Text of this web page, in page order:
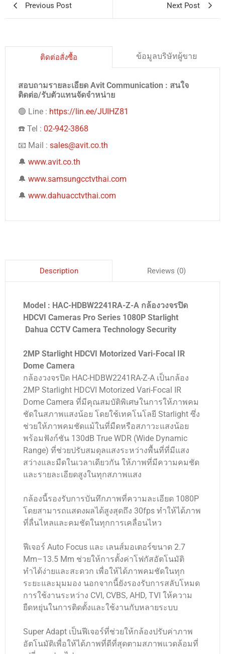
Previous Post Next Post
ติดต่อสั่งซื้อ ข้อมูลบริษัทผู้ขาย
สอบถามรายละเอียด Avit Communication : สนใจ
ติดต่อ/รับตัวแทนจัดจำหน่าย
🟢 Line : https://lin.ee/JUIHZ81
☎️ Tel : 02-942-3868
📧 Mail : sales@avit.co.th
🔔 www.avit.co.th
🔔 www.samsungcctvthai.com
🔔 www.dahuacctvthai.com
Description Reviews (0)
Model : HAC-HDBW2241RA-Z-A กล้องวงจรปิด
HDCVI Cameras Pro Series 1080P Starlight
Dahua CCTV Camera Technology Security
2MP Starlight HDCVI Motorized Vari-Focal IR
Dome Camera
กล้องวงจรปิด HAC-HDBW2241RA-Z-A เป็นกล้อง
2MP Starlight HDCVI Motorized Vari-Focal IR
Dome Camera ที่มีคุณสมบัติพิเศษในการให้ภาพคม
ชัดในสภาพแสงน้อย โดยใช้เทคโนโลยี Starlight ซึ่ง
ช่วยให้ภาพคมชัดแม้ในที่มืดหรือสภาวะแสงน้อย
พร้อมฟังก์ชัน 130dB True WDR (Wide Dynamic
Range) ที่ช่วยปรับสมดุลแสงระหว่างพื้นที่ที่มีแสง
สว่างและมืดในเวลาเดียวกัน ให้ภาพที่มีความคมชัด
และรายละเอียดสูงในทุกสภาพแสง
กล้องนี้รองรับการบันทึกภาพที่ความละเอียด 1080P
โดยสามารถแสดงผลได้สูงสุดถึง 30fps ทำให้ได้ภาพ
ที่ลื่นไหลและคมชัดในทุกการเคลื่อนไหว
ฟีเจอร์ Auto Focus และ เลนส์มอเตอร์ขนาด 2.7
Mm–13.5 Mm ช่วยให้การตั้งค่าโฟกัสอัตโนมัติ
ทำได้ง่ายและสะดวก เพื่อให้ได้ภาพคมชัดในทุก
ระยะและมุมมอง นอกจากนี้ยังรองรับการสลับโหมด
การใช้งานระหว่าง CVI, CVBS, AHD, TVI ให้ความ
ยืดหยุ่นในการติดตั้งและใช้งานกับหลายระบบ
Super Adapt เป็นฟีเจอร์ที่ช่วยให้กล้องปรับค่าภาพ
อัตโนมัติเพื่อให้ได้ภาพที่ดีที่สุดตามสภาพแวดล้อมที่